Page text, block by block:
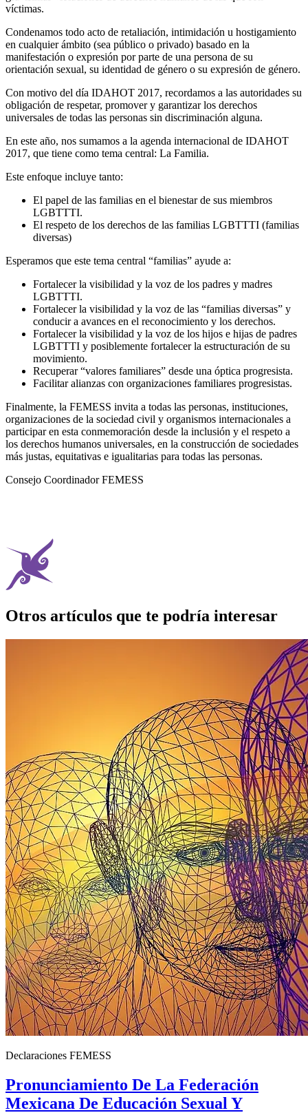
víctimas.
Condenamos todo acto de retaliación, intimidación u hostigamiento
en cualquier ámbito (sea público o privado) basado en la
manifestación o expresión por parte de una persona de su
orientación sexual, su identidad de género o su expresión de género.
Con motivo del día IDAHOT 2017, recordamos a las autoridades su
obligación de respetar, promover y garantizar los derechos
universales de todas las personas sin discriminación alguna.
En este año, nos sumamos a la agenda internacional de IDAHOT
2017, que tiene como tema central: La Familia.
Este enfoque incluye tanto:
El papel de las familias en el bienestar de sus miembros
LGBTTTI.
El respeto de los derechos de las familias LGBTTTI (familias
diversas)
Esperamos que este tema central “familias” ayude a:
Fortalecer la visibilidad y la voz de los padres y madres
LGBTTTI.
Fortalecer la visibilidad y la voz de las “familias diversas” y
conducir a avances en el reconocimiento y los derechos.
Fortalecer la visibilidad y la voz de los hijos e hijas de padres
LGBTTTI y posiblemente fortalecer la estructuración de su
movimiento.
Recuperar “valores familiares” desde una óptica progresista.
Facilitar alianzas con organizaciones familiares progresistas.
Finalmente, la FEMESS invita a todas las personas, instituciones,
organizaciones de la sociedad civil y organismos internacionales a
participar en esta conmemoración desde la inclusión y el respeto a
los derechos humanos universales, en la construcción de sociedades
más justas, equitativas e igualitarias para todas las personas.
Consejo Coordinador FEMESS
Otros artículos que te podría interesar
Declaraciones FEMESS
Pronunciamiento De La Federación
Mexicana De Educación Sexual Y